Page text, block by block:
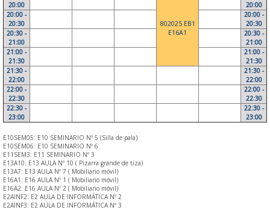
20:00
802025 EB1
E16A1
20:00
20:00 -
20:30
20:00 -
20:30
20:30 -
21:00
20:30 -
21:00
21:00 -
21:30
21:00 -
21:30
21:30 -
22:00
21:30 -
22:00
22:00 -
22:30
22:00 -
22:30
22:30 -
23:00
22:30 -
23:00
E10SEM05: E10 SEMINARIO Nº 5 (Silla de pala)
E10SEM06: E10 SEMINARIO Nº 6
E11SEM3: E11 SEMINARIO Nº 3
E13A10: E13 AULA Nº 10 ( Pizarra grande de tiza)
E13A7: E13 AULA Nº 7 ( Mobiliario móvil)
E16A1: E16 AULA Nº 1 ( Mobiliario móvil)
E16A2: E16 AULA Nº 2 ( Mobiliario móvil)
E2AINF2: E2 AULA DE INFORMÁTICA Nº 2
E2AINF3: E2 AULA DE INFORMÁTICA Nº 3